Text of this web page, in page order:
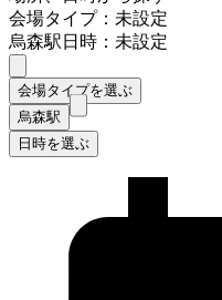
会場タイプ：未設定
烏森駅日時：未設定
会場タイプを選ぶ
烏森駅
日時を選ぶ